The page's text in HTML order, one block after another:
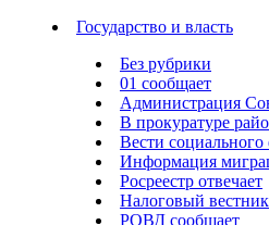
Государство и власть
Без рубрики
01 сообщает
Администрация
В прокуратуре
Вести социального
Информация
Росреестр отвечает
Налоговый вестник
РОВД сообщает